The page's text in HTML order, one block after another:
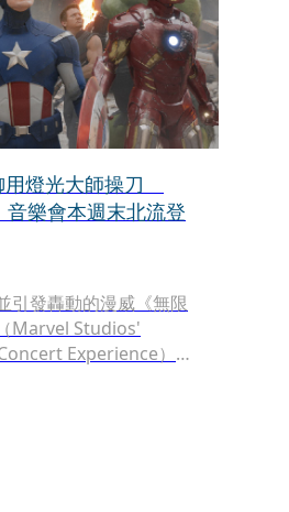
用燈光大師操刀
音樂會本週末北流登
引發轟動的漫威《無限
Marvel Studios'
Experience），